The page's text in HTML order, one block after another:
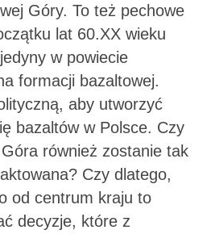
Góry. To też pechowe
lat 60.XX wieku
w powiecie
formacji bazaltowej.
aby utworzyć
bazaltów w Polsce. Czy
również zostanie tak
Czy dlatego,
od centrum kraju to
decyzje, które z